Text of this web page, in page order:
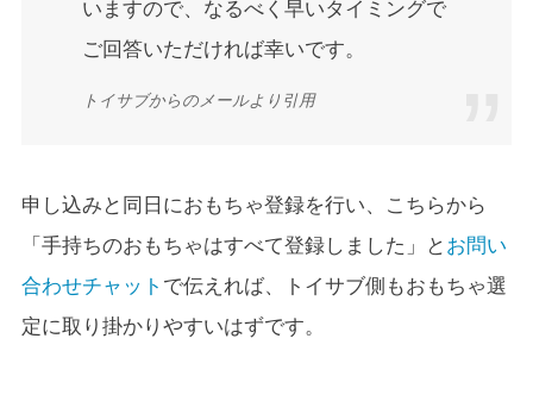
いますので、なるべく早いタイミングで
ご回答いただければ幸いです。
トイサブからのメールより引用
申し込みと同日におもちゃ登録を行い、こちらから
「手持ちのおもちゃはすべて登録しました」と お問い
合わせチャット で伝えれば、トイサブ側もおもちゃ選
定に取り掛かりやすいはずです。